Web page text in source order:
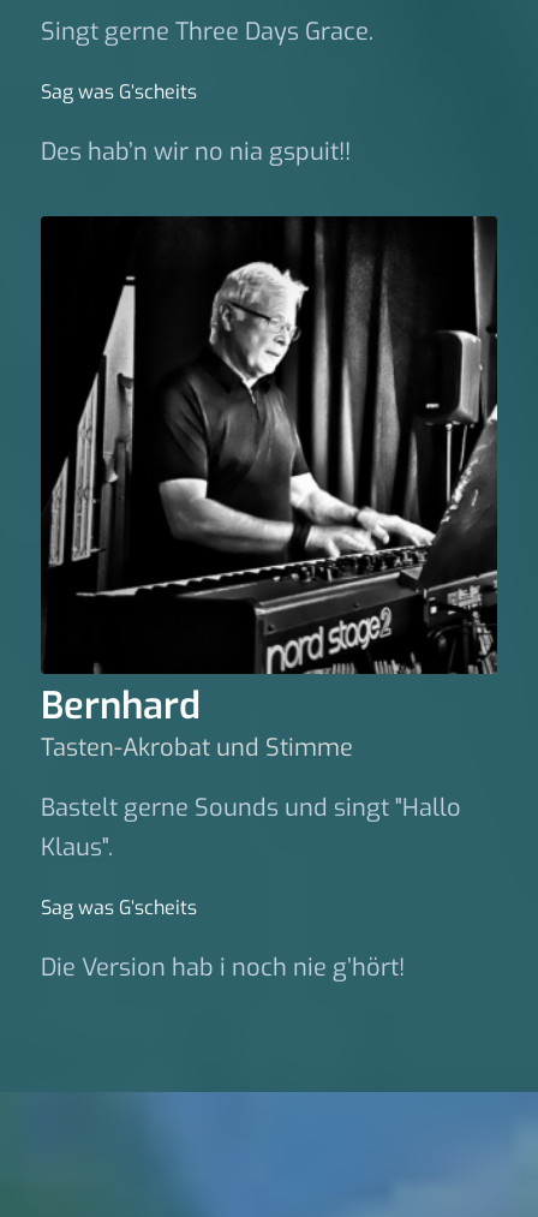
Singt gerne Three Days Grace.
Sag was G‘scheits
Des hab’n wir no nia gspuit!!
Bernhard
Tasten-Akrobat und Stimme
Bastelt gerne Sounds und singt "Hallo
Klaus".
Sag was G‘scheits
Die Version hab i noch nie g’hört!